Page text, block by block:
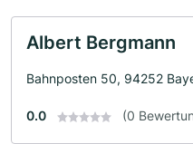
Albert Bergmann
Bahnposten 50, 94252
0.0 (0